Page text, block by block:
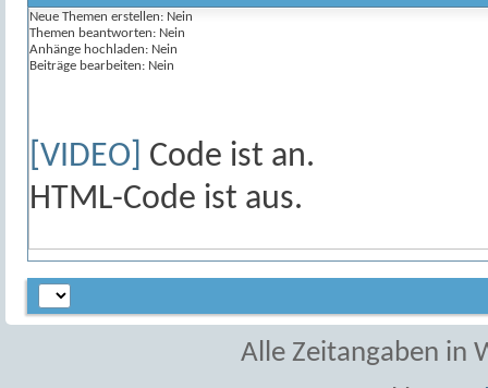
Neue Themen erstellen: Nein
Themen beantworten: Nein
Anhänge hochladen: Nein
Beiträge bearbeiten: Nein
[VIDEO] Code ist an.
HTML-Code ist aus.
Alle Zeitangaben in